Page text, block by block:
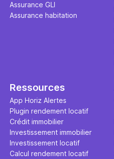
Assurance GLI
Assurance habitation
Ressources
App Horiz Alertes
Plugin rendement locatif
Crédit immobilier
Investissement immobilier
Investissement locatif
Calcul rendement locatif